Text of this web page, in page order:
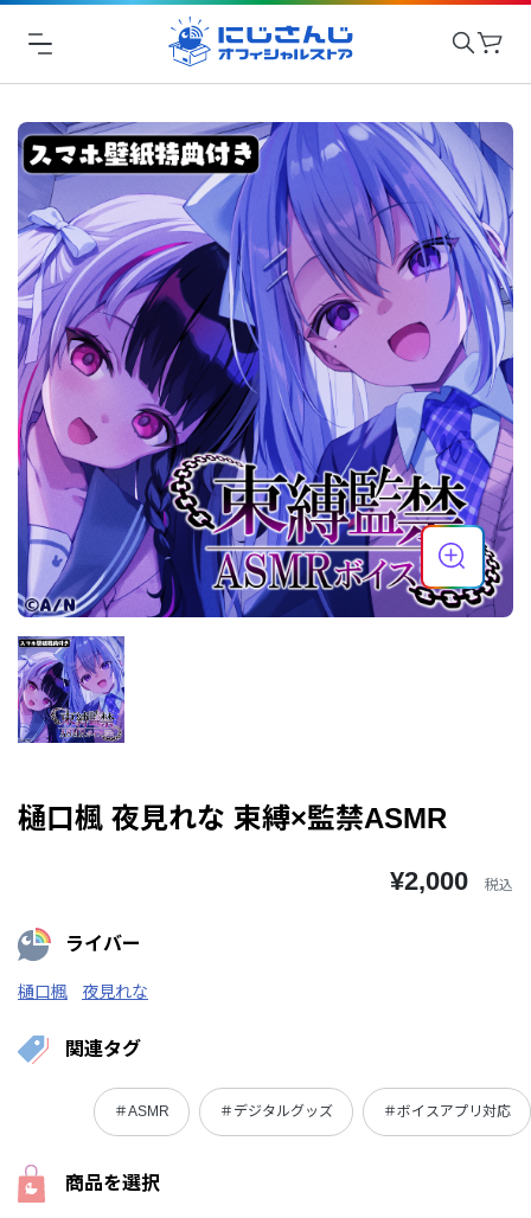
樋口楓 夜見れな 束縛×監禁ASMR
¥2,000 税込
ライバー
樋口楓 夜見れな
関連タグ
＃ASMR ＃デジタルグッズ ＃ボイスアプリ対応
商品を選択